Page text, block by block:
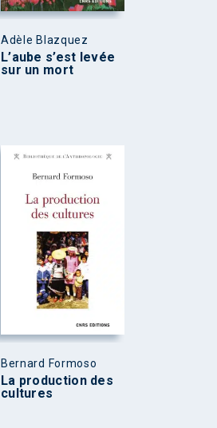
Adèle Blazquez
L’aube s’est levée
sur un mort
Bernard Formoso
La production des
cultures